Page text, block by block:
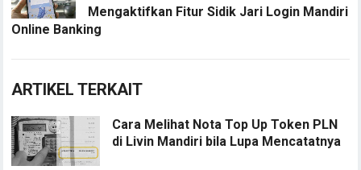
Mengaktifkan Fitur Sidik Jari Login Mandiri
Online Banking
ARTIKEL TERKAIT
Cara Melihat Nota Top Up Token PLN
di Livin Mandiri bila Lupa Mencatatnya